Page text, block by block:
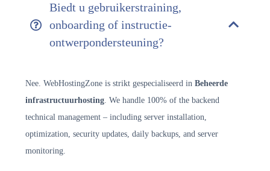
Biedt u gebruikerstraining,
onboarding of instructie-
ontwerpondersteuning?
Nee. WebHostingZone is strikt gespecialiseerd in Beheerde
infrastructuurhosting. We handle 100% of the backend
technical management – including server installation,
optimization, security updates, daily backups, and server
monitoring.